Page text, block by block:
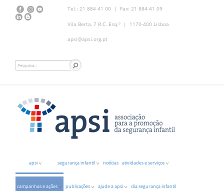
Tel.: 21 884 41 00 | Fax: 21 884 41 09
Vila Berta, 7 R.C. Esq.º | 1170-400 Lisboa
apsi@apsi.org.pt
apsi segurança infantil notícias atividades e serviços
campanhas e ações publicações ajude a apsi dia segurança infantil